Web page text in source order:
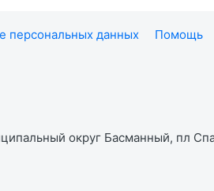
персональных данных Помощь
округ Басманный, пл